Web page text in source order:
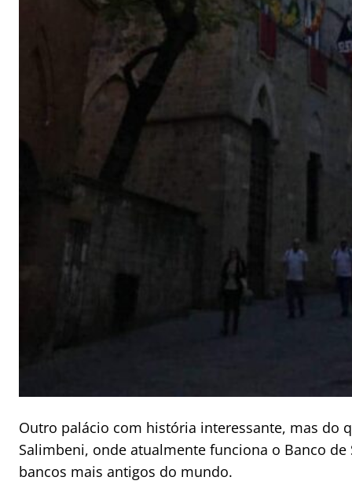
Outro palácio com história interessante, mas do
Salimbeni, onde atualmente funciona o Banco
bancos mais antigos do mundo.